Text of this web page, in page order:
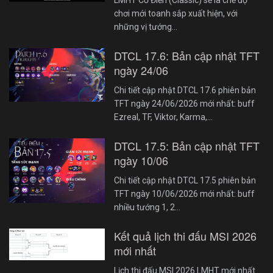
chơi mới toanh sắp xuất hiện, với
những vị tướng…
DTCL 17.6: Bản cập nhật TFT
ngày 24/06
Chi tiết cập nhật DTCL 17.6 phiên bản
TFT ngày 24/06/2026 mới nhất: buff
Ezreal, TF, Viktor, Karma,…
DTCL 17.5: Bản cập nhật TFT
ngày 10/06
Chi tiết cập nhật DTCL 17.5 phiên bản
TFT ngày 10/06/2026 mới nhất: buff
nhiều tướng 1, 2…
Kết quả lịch thi đấu MSI 2026
mới nhất
Lịch thi đấu MSI 2026 LMHT mới nhất